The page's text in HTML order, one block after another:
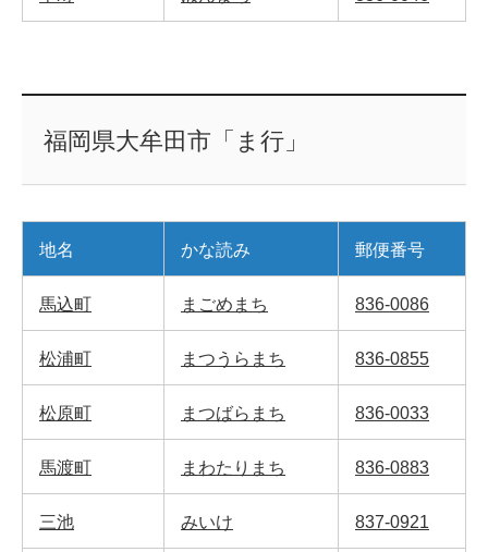
福岡県大牟田市「ま行」
地名 かな読み 郵便番号
馬込町 まごめまち 836-0086
松浦町 まつうらまち 836-0855
松原町 まつばらまち 836-0033
馬渡町 まわたりまち 836-0883
三池 みいけ 837-0921